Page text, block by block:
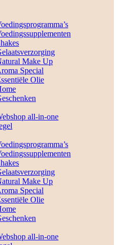
Make Up
Special
Olie
all-in-one
Make Up
Special
Olie
all-in-one